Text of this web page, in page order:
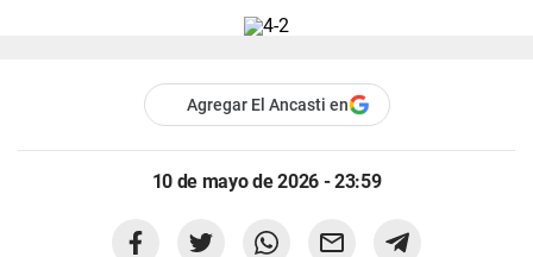
Agregar El Ancasti en
10 de mayo de 2026 - 23:59